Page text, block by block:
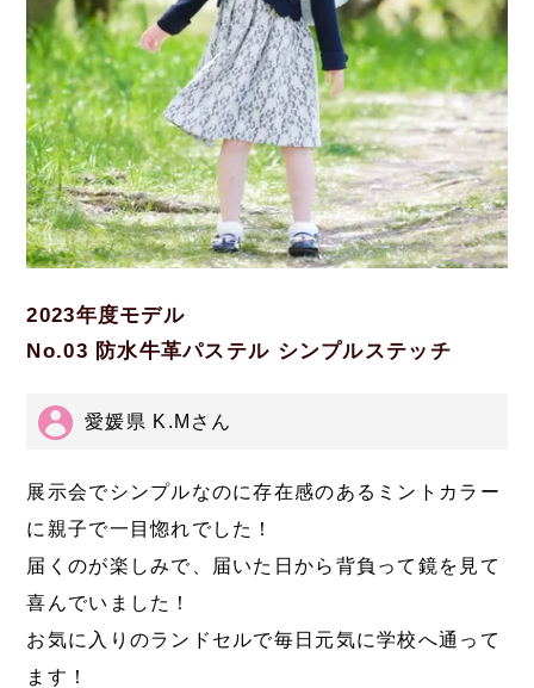
2023年度モデル
No.03 防水牛革パステル シンプルステッチ
愛媛県 K.Mさん
展示会でシンプルなのに存在感のあるミントカラー
に親子で一目惚れでした！
届くのが楽しみで、届いた日から背負って鏡を見て
喜んでいました！
お気に入りのランドセルで毎日元気に学校へ通って
ます！